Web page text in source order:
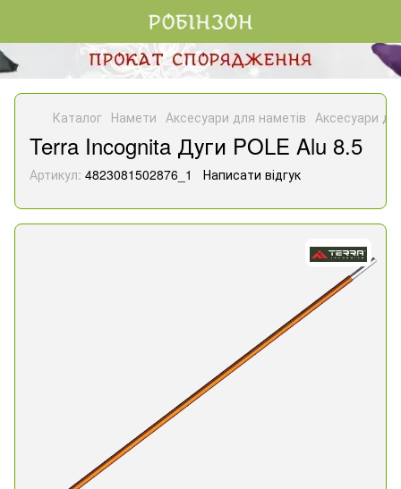
Каталог Намети Аксесуари для наметів Аксесуари
Terra Incognita Дуги POLE Alu 8.5
Артикул: 4823081502876_1 Написати відгук